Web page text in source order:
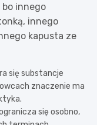
innego
innego
kapusta ze
się substancje
znaczenie ma
się osobno,